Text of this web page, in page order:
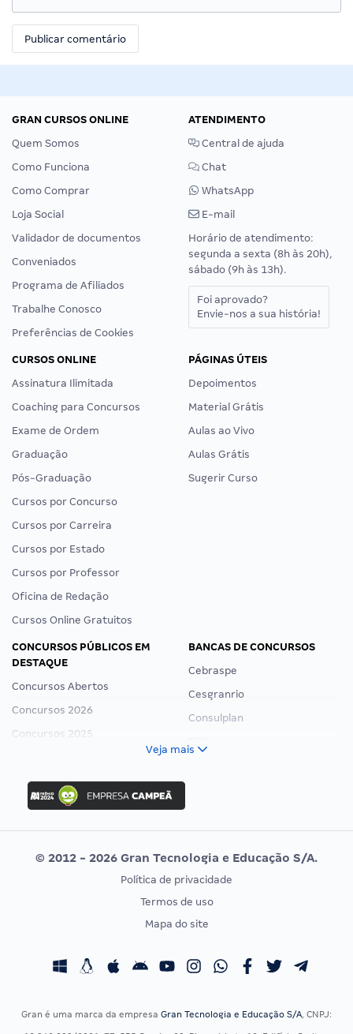
GRAN CURSOS ONLINE
Quem Somos
Como Funciona
Como Comprar
Loja Social
Validador de documentos
Conveniados
Programa de Afiliados
Trabalhe Conosco
Preferências de Cookies
ATENDIMENTO
Central de ajuda
Chat
WhatsApp
E-mail
Horário de atendimento:
segunda a sexta (8h às 20h),
sábado (9h às 13h).
Foi aprovado?
Envie-nos a sua história!
CURSOS ONLINE
Assinatura Ilimitada
Coaching para Concursos
Exame de Ordem
Graduação
Pós-Graduação
Cursos por Concurso
Cursos por Carreira
Cursos por Estado
Cursos por Professor
Oficina de Redação
Cursos Online Gratuitos
PÁGINAS ÚTEIS
Depoimentos
Material Grátis
Aulas ao Vivo
Aulas Grátis
Sugerir Curso
CONCURSOS PÚBLICOS EM
DESTAQUE
Concursos Abertos
Concursos 2026
Concursos 2025
Concurso Ibama
Concurso MPU
Editais publicados
BANCAS DE CONCURSOS
Cebraspe
Cesgranrio
Consulplan
Vunesp
CONCURSOS POR PROFISSÃO
Concursos Fiscais
EXAME DE ORDEM
Calendário OAB
Veja mais
© 2012 - 2026 Gran Tecnologia e Educação S/A.
Política de privacidade
Termos de uso
Mapa do site
Gran é uma marca da empresa Gran Tecnologia e Educação S/A, CNPJ: